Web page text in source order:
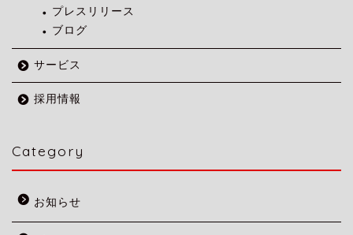
プレスリリース
ブログ
サービス
採用情報
Category
お知らせ